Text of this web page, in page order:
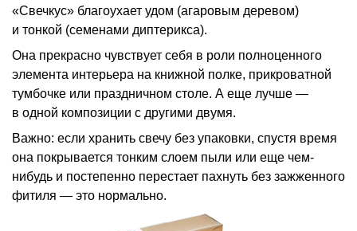
«Свечкус» благоухает удом (агаровым деревом)
и тонкой (семенами диптерикса).
Она прекрасно чувствует себя в роли полноценного
элемента интерьера на книжной полке, прикроватной
тумбочке или праздничном столе. А еще лучше —
в одной композиции с другими двумя.
Важно: если хранить свечу без упаковки, спустя время
она покрывается тонким слоем пыли или еще чем-
нибудь и постепенно перестает пахнуть без зажженного
фитиля — это нормально.